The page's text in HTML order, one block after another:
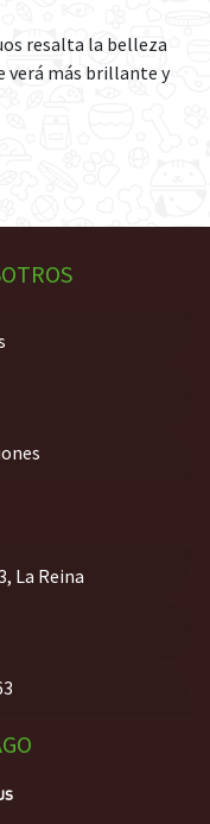
resalta la belleza
verá más brillante y
La Reina